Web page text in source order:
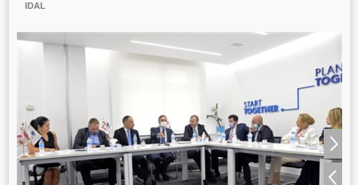
IDAL